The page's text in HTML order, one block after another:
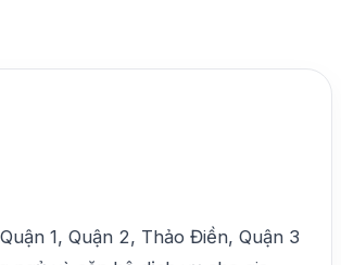
1, Quận 2, Thảo Điền, Quận 3